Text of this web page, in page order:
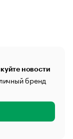
новости
бренд